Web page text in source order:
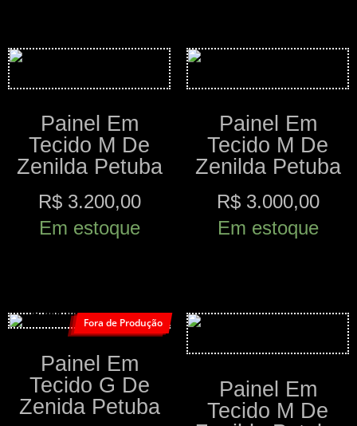
Painel Em
Tecido M De
Zenilda Petuba
R$3.200,00
Em estoque
Painel Em
Tecido M De
Zenilda Petuba
R$3.000,00
Em estoque
Fora de Produção
Painel Em
Tecido G De
Zenida Petuba
Painel Em
Tecido M De